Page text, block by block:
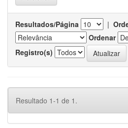
Resultados/Página |
Ordenar
Registro(s)
Resultado 1-1 de 1.